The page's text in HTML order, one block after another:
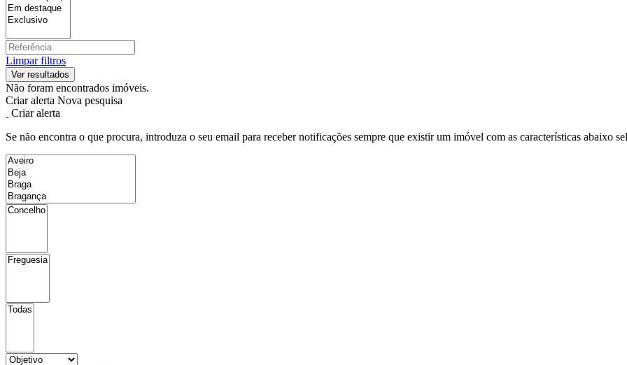
Limpar filtros
Não foram encontrados imóveis.
Criar alerta Nova pesquisa
Criar alerta
Se não encontra o que procura, introduza o seu email para receber notificações sempre que existir um imóvel com as características abaixo